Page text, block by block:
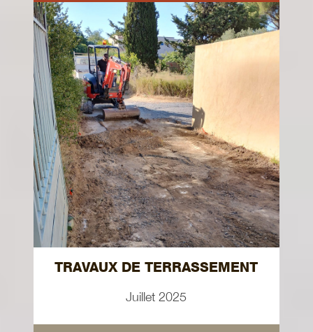
TRAVAUX DE TERRASSEMENT
Juillet 2025